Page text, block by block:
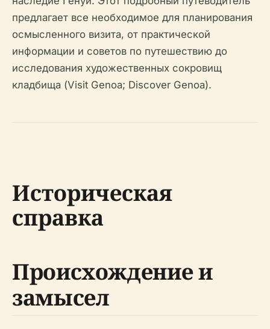
предлагает все необходимое для планирования
осмысленного визита, от практической
информации и советов по путешествию до
исследования художественных сокровищ
кладбища (Visit Genoa; Discover Genoa).
Историческая
справка
Происхождение и
замысел